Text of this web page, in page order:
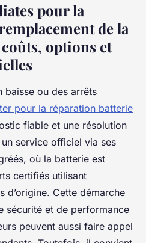
pour la
de la
options et
baisse ou des arrêts
pour la réparation batterie
fiable et une résolution
service officiel via ses
où la batterie est
certifiés utilisant
d’origine. Cette démarche
sécurité et de performance
peuvent aussi faire appel